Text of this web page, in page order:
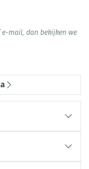
mail, dan bekijken we